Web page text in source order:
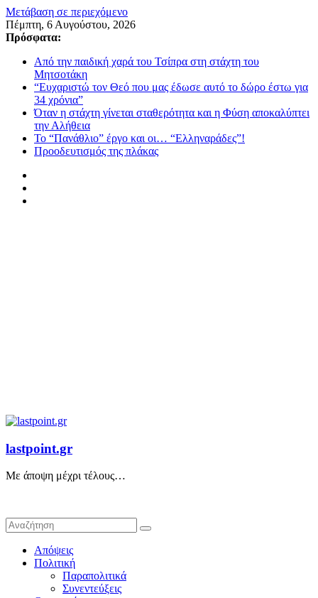
Μετάβαση σε περιεχόμενο
Πέμπτη, 6 Αυγούστου, 2026
Πρόσφατα:
Από την παιδική χαρά του Τσίπρα στη στάχτη του
Μητσοτάκη
“Ευχαριστώ τον Θεό που μας έδωσε αυτό το δώρο έστω για
34 χρόνια”
Όταν η στάχτη γίνεται σταθερότητα και η Φύση αποκαλύπτει
την Αλήθεια
Το “Πανάθλιο” έργο και οι… “Ελληναράδες”!
Προοδευτισμός της πλάκας
lastpoint.gr
Με άποψη μέχρι τέλους…
Απόψεις
Πολιτική
Παραπολιτικά
Συνεντεύξεις